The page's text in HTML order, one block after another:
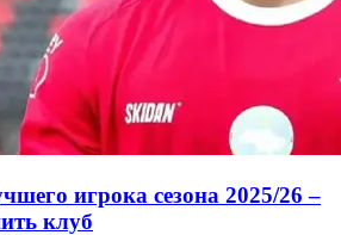
игрока сезона 2025/26 –
клуб